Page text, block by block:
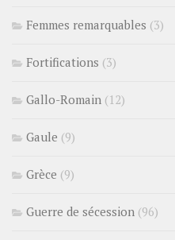
Femmes remarquables (3)
Fortifications (3)
Gallo-Romain (12)
Gaule (9)
Grèce (9)
Guerre de sécession (96)